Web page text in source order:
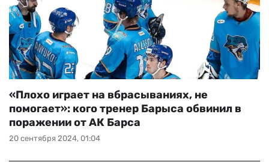
20 сентября 2024, 01:04
«Плохо играет на вбрасываниях, не
помогает»: кого тренер Барыса обвинил в
поражении от АК Барса